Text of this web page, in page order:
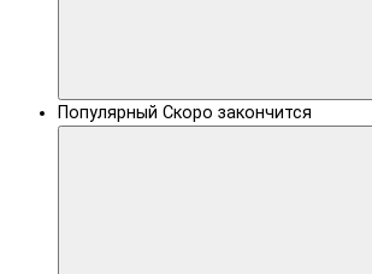
Популярный Скоро закончится